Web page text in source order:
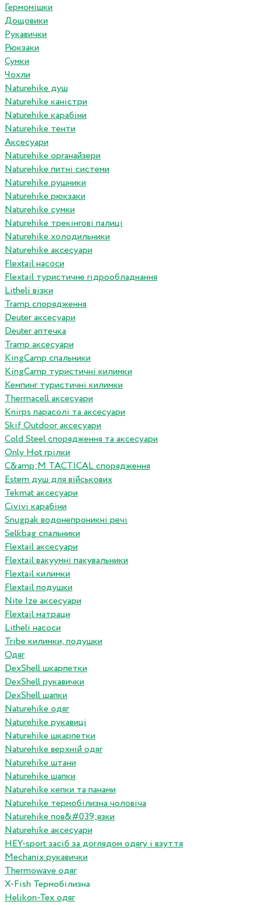
Гермомішки
Дощовики
Рукавички
Рюкзаки
Сумки
Чохли
Naturehike душ
Naturehike каністри
Naturehike карабіни
Naturehike тенти
Аксесуари
Naturehike органайзери
Naturehike питні системи
Naturehike рушники
Naturehike рюкзаки
Naturehike сумки
Naturehike трекінгові палиці
Naturehike холодильники
Naturehike аксесуари
Flextail насоси
Flextail туристичне гідрообладнання
Litheli візки
Tramp спорядження
Deuter аксесуари
Deuter аптечка
Tramp аксесуари
KingCamp спальники
KingCamp туристичні килимки
Кемпинг туристичні килимки
Thermacell аксесуари
Knirps парасолі та аксесуари
Skif Outdoor аксесуари
Cold Steel спорядження та аксесуари
Only Hot грілки
C&amp;M TACTICAL спорядження
Estem душ для військових
Tekmat аксесуари
Сivivi карабіни
Snugpak водонепроникні речі
Selkbag спальники
Flextail аксесуари
Flextail вакуумні пакувальники
Flextail килимки
Flextail подушки
Nite Ize аксесуари
Flextail матраци
Litheli насоси
Tribe килимки, подушки
Одяг
DexShell шкарпетки
DexShell рукавички
DexShell шапки
Naturehike одяг
Naturehike рукавиці
Naturehike шкарпетки
Naturehike верхній одяг
Naturehike штани
Naturehike шапки
Naturehike кепки та панами
Naturehike термобілизна чоловіча
Naturehike пов&#039;язки
Naturehike аксесуари
HEY-sport засіб за доглядом одягу і взуття
Mechanix рукавички
Thermowave одяг
X-Fish Термобілизна
Helikon-Tex одяг